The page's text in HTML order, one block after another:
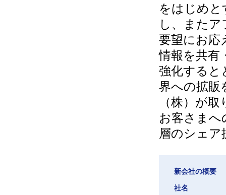
をはじめと
し、また
要望にお応
情報を共有
強化すると
界への拡販
（株）が
お客さまへ
層のシェア
新会社の概要
社名